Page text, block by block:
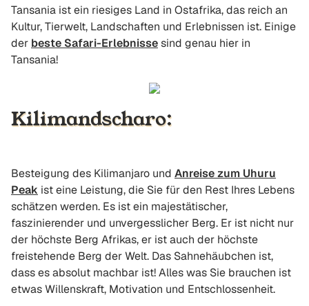
Tansania ist ein riesiges Land in Ostafrika, das reich an
Kultur, Tierwelt, Landschaften und Erlebnissen ist. Einige
der beste Safari-Erlebnissesind genau hier in
Tansania!
Kilimandscharo:
Besteigung des Kilimanjaro und Anreise zum Uhuru
Peak ist eine Leistung, die Sie für den Rest Ihres Lebens
schätzen werden. Es ist ein majestätischer,
faszinierender und unvergesslicher Berg. Er ist nicht nur
der höchste Berg Afrikas, er ist auch der höchste
freistehende Berg der Welt. Das Sahnehäubchen ist,
dass es absolut machbar ist! Alles was Sie brauchen ist
etwas Willenskraft, Motivation und Entschlossenheit.